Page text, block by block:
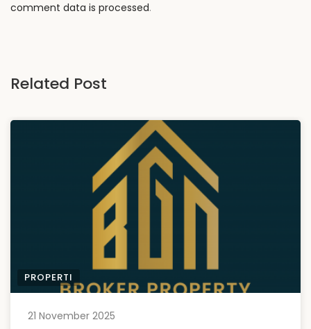
comment data is processed.
Related Post
PROPERTI
21 November 2025